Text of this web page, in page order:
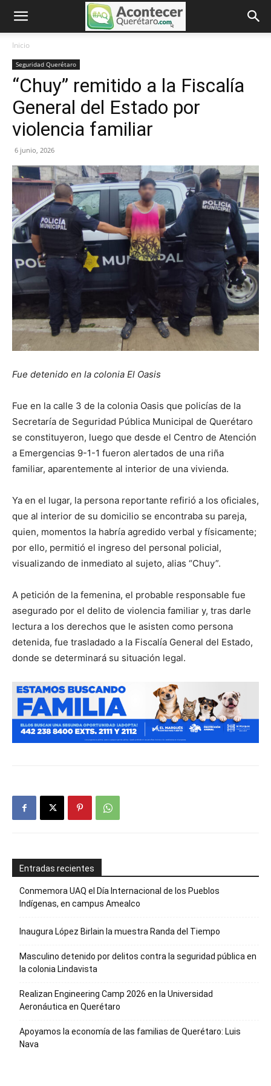
Inicio
Seguridad Querétaro
“Chuy” remitido a la Fiscalía
General del Estado por
violencia familiar
6 junio, 2026
Fue detenido en la colonia El Oasis
Fue en la calle 3 de la colonia Oasis que policías de la
Secretaría de Seguridad Pública Municipal de Querétaro
se constituyeron, luego que desde el Centro de Atención
a Emergencias 9-1-1 fueron alertados de una riña
familiar, aparentemente al interior de una vivienda.
Ya en el lugar, la persona reportante refirió a los oficiales,
que al interior de su domicilio se encontraba su pareja,
quien, momentos la habría agredido verbal y físicamente;
por ello, permitió el ingreso del personal policial,
visualizando de inmediato al sujeto, alias “Chuy”.
A petición de la femenina, el probable responsable fue
asegurado por el delito de violencia familiar y, tras darle
lectura a los derechos que le asisten como persona
detenida, fue trasladado a la Fiscalía General del Estado,
donde se determinará su situación legal.
Entradas recientes
Conmemora UAQ el Día Internacional de los Pueblos
Indígenas, en campus Amealco
Inaugura López Birlain la muestra Randa del Tiempo
Masculino detenido por delitos contra la seguridad pública en
la colonia Lindavista
Realizan Engineering Camp 2026 en la Universidad
Aeronáutica en Querétaro
Apoyamos la economía de las familias de Querétaro: Luis
Nava